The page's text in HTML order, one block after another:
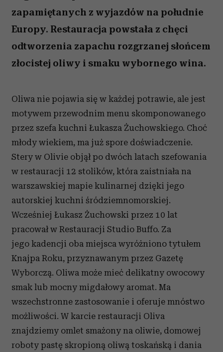
zapamiętanych z wyjazdów na południe
Europy. Restauracja powstała z chęci
odtworzenia zapachu rozgrzanej słońcem
złocistej oliwy i smaku wybornego wina.
Oliwa nie pojawia się w każdej potrawie, ale jest
motywem przewodnim menu skomponowanego
przez szefa kuchni Łukasza Żuchowskiego. Choć
młody wiekiem, ma już spore doświadczenie.
Stery w Olivie objął po dwóch latach szefowania
w restauracji 12 stolików, która zaistniała na
warszawskiej mapie kulinarnej dzięki jego
autorskiej kuchni śródziemnomorskiej.
Wcześniej Łukasz Żuchowski przez 10 lat
pracował w Restauracji Studio Buffo. Za
jego kadencji oba miejsca wyróżniono tytułem
Knajpa Roku, przyznawanym przez Gazetę
Wyborczą. Oliwa może mieć delikatny owocowy
smak lub mocny migdałowy aromat. Ma
wszechstronne zastosowanie i oferuje mnóstwo
możliwości. W karcie restauracji Oliva
znajdziemy omlet smażony na oliwie, domowej
roboty pastę skropioną oliwą toskańską i dania